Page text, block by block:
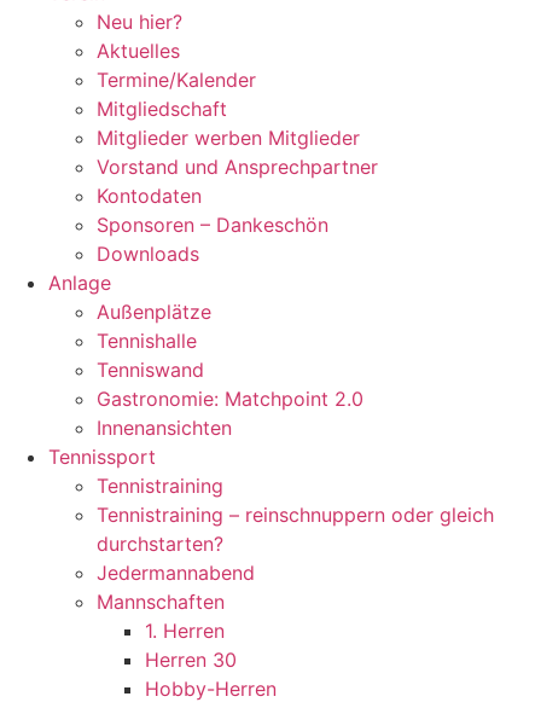
Neu hier?
Aktuelles
Termine/Kalender
Mitgliedschaft
Mitglieder werben Mitglieder
Vorstand und Ansprechpartner
Kontodaten
Sponsoren – Dankeschön
Downloads
Anlage
Außenplätze
Tennishalle
Tenniswand
Gastronomie: Matchpoint 2.0
Innenansichten
Tennissport
Tennistraining
Tennistraining – reinschnuppern oder gleich
durchstarten?
Jedermannabend
Mannschaften
1. Herren
Herren 30
Hobby-Herren